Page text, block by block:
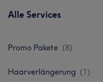
Alle Services
Promo Pakete (8)
Haarverlängerung (1)